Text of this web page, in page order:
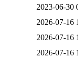
2023-06-30
2026-07-16
2026-07-16
2026-07-16